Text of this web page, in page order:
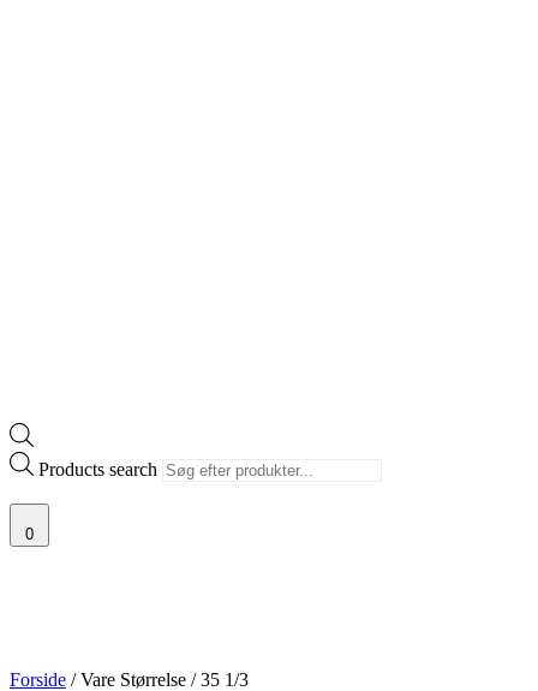
Products search
0
Forside / Vare Størrelse / 35 1/3